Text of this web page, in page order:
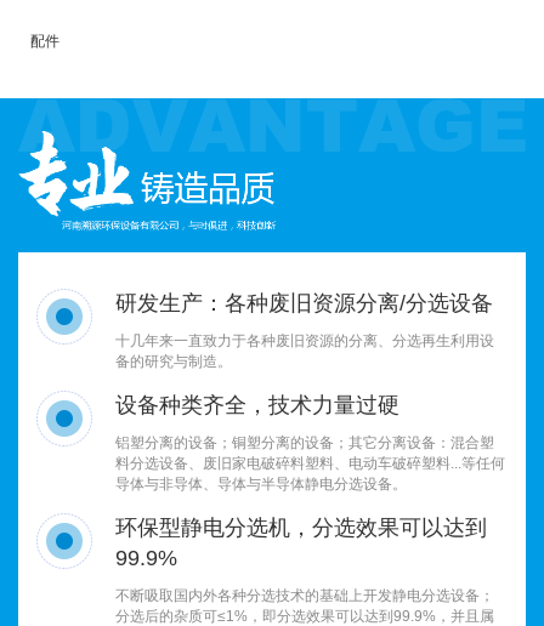
配件
研发生产：各种废旧资源分离/分选设备
十几年来一直致力于各种废旧资源的分离、分选再生利用设
备的研究与制造。
设备种类齐全，技术力量过硬
铝塑分离的设备；铜塑分离的设备；其它分离设备：混合塑
料分选设备、废旧家电破碎料塑料、电动车破碎塑料...等任何
导体与非导体、导体与半导体静电分选设备。
环保型静电分选机，分选效果可以达到
99.9%
不断吸取国内外各种分选技术的基础上开发静电分选设备；
分选后的杂质可≤1%，即分选效果可以达到99.9%，并且属